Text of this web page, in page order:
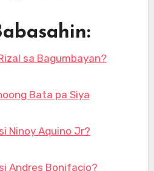
sa Bagumbayan?
Bata pa Siya
Ninoy Aquino Jr?
Andres Bonifacio?